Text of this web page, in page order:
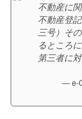
不動産に
不動産登
三号）そ
るところ
第三者に
e-